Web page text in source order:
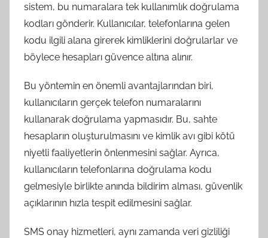
sistem, bu numaralara tek kullanımlık doğrulama
kodları gönderir. Kullanıcılar, telefonlarına gelen
kodu ilgili alana girerek kimliklerini doğrularlar ve
böylece hesapları güvence altına alınır.
Bu yöntemin en önemli avantajlarından biri,
kullanıcıların gerçek telefon numaralarını
kullanarak doğrulama yapmasıdır. Bu, sahte
hesapların oluşturulmasını ve kimlik avı gibi kötü
niyetli faaliyetlerin önlenmesini sağlar. Ayrıca,
kullanıcıların telefonlarına doğrulama kodu
gelmesiyle birlikte anında bildirim alması, güvenlik
açıklarının hızla tespit edilmesini sağlar.
SMS onay hizmetleri, aynı zamanda veri gizliliği